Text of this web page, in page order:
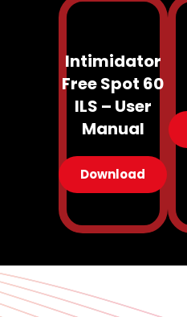
Intimidator
Free Spot 60
ILS – User
Manual
Download